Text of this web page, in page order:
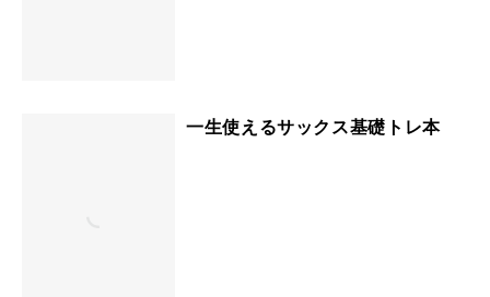
一生使えるサックス基礎トレ本